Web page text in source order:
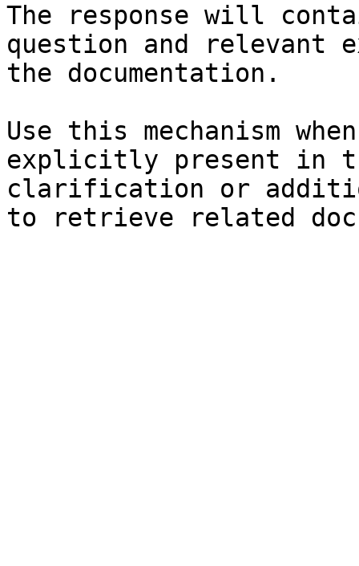
The response will
question and relevant
the documentation.
Use this mechanism
explicitly present in
clarification or